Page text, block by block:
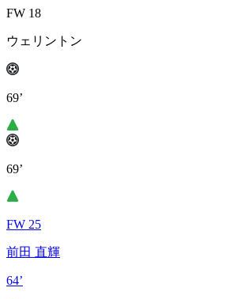
FW 18
ウェリントン
69’
69’
FW 25
前田 直輝
64’